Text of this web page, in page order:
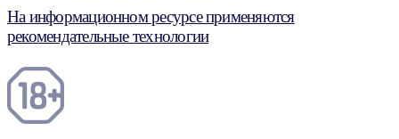
На информационном ресурсе применяются
рекомендательные технологии